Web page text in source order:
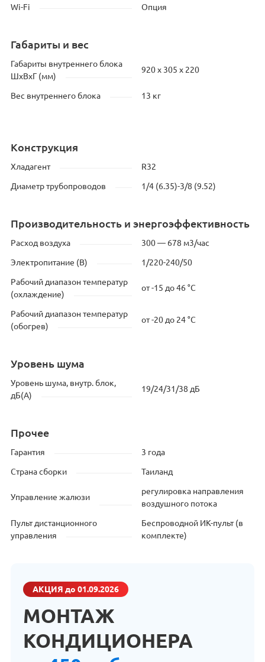
Wi-Fi Опция
Габариты и вес
Габариты внутреннего блока
ШхВхГ (мм)
920 x 305 x 220
Вес внутреннего блока 13 кг
Конструкция
Хладагент R32
Диаметр трубопроводов 1/4 (6.35)-3/8 (9.52)
Производительность и энергоэффективность
Расход воздуха 300 — 678 м3/час
Электропитание (В) 1/220-240/50
Рабочий диапазон температур
(охлаждение)
от -15 до 46 °C
Рабочий диапазон температур
(обогрев)
от -20 до 24 °C
Уровень шума
Уровень шума, внутр. блок,
дБ(А)
19/24/31/38 дБ
Прочее
Гарантия 3 года
Страна сборки Таиланд
Управление жалюзи
регулировка направления
воздушного потока
Пульт дистанционного
управления
Беспроводной ИК-пульт (в
комплекте)
АКЦИЯ до 01.09.2026
МОНТАЖ
КОНДИЦИОНЕРА